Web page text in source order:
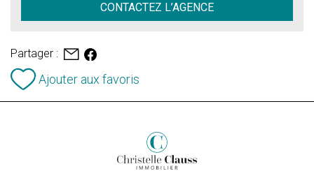
CONTACTEZ L’AGENCE
Partager :
Ajouter aux favoris